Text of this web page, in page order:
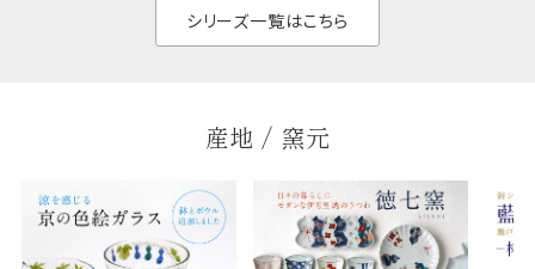
シリーズ一覧はこちら
産地 / 窯元